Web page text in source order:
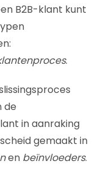
B2B-klant kunt
.
de
in aanraking
gemaakt in
en beïnvloeders.